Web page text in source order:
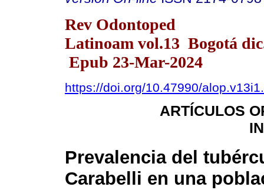
Rev Odontoped
Latinoam vol.13 Bogotá
Epub 23-Mar-2024
https://doi.org/10.47990/
ARTÍCULOS
Prevalencia del
Carabelli en una